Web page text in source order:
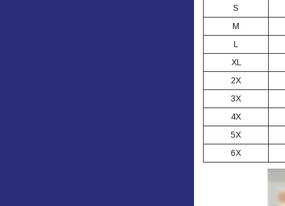
S
M
L
XL
2X
3X
4X
5X
6X